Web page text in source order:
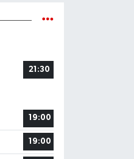
21:30
19:00
19:00